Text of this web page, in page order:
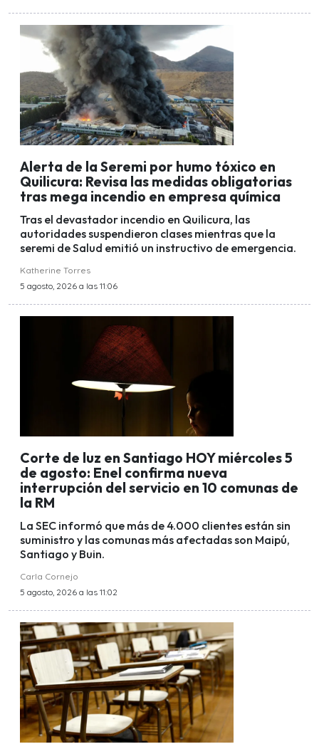
Alerta de la Seremi por humo tóxico en
Quilicura: Revisa las medidas obligatorias
tras mega incendio en empresa química
Tras el devastador incendio en Quilicura, las
autoridades suspendieron clases mientras que la
seremi de Salud emitió un instructivo de emergencia.
Katherine Torres
5 agosto, 2026 a las 11:06
Corte de luz en Santiago HOY miércoles 5
de agosto: Enel confirma nueva
interrupción del servicio en 10 comunas de
la RM
La SEC informó que más de 4.000 clientes están sin
suministro y las comunas más afectadas son Maipú,
Santiago y Buin.
Carla Cornejo
5 agosto, 2026 a las 11:02